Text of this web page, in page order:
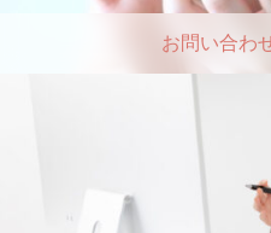
お問い合わ